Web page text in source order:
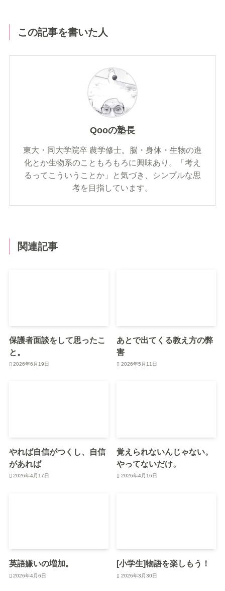
この記事を書いた人
Qooの塾長
東大・同大学院卒 農学修士。脳・身体・生物の進
化とか生物系のこともろもろに興味あり。「考え
るってこういうことか」と気づき、シンプルな思
考を目指しています。
関連記事
保護者面談をして思ったこ
と。
2026年6月19日
あとで出てくる教え方の弊
害
2026年5月11日
やれば自信がつくし、自信
があれば
2026年4月17日
覚えられないんじゃない。
やってないだけ。
2026年4月16日
英語嫌いの増加。
2026年4月6日
[小学生]物語を楽しもう！
2026年3月30日